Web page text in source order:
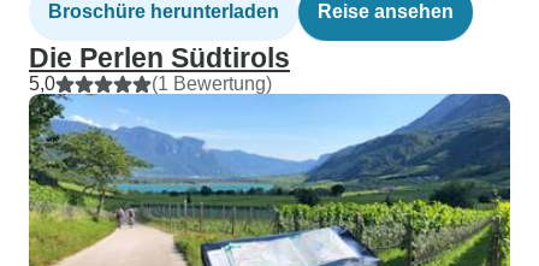
Broschüre herunterladen Reise ansehen
Die Perlen Südtirols
5,0 (1 Bewertung)